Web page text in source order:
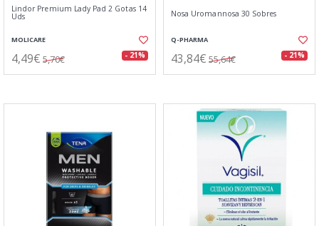
Lindor Premium Lady Pad 2 Gotas 14
Uds
MOLICARE
4,49€ 5,70€ - 21%
Nosa Uromannosa 30 Sobres
Q-PHARMA
43,84€ 55,64€ - 21%